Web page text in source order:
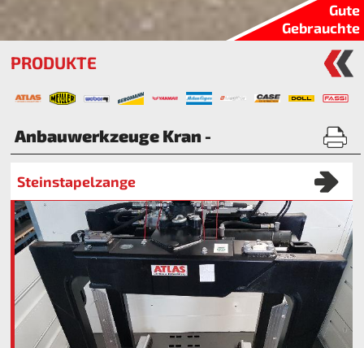
Gute
Gebrauchte
PRODUKTE
Anbauwerkzeuge Kran -
Steinstapelzange